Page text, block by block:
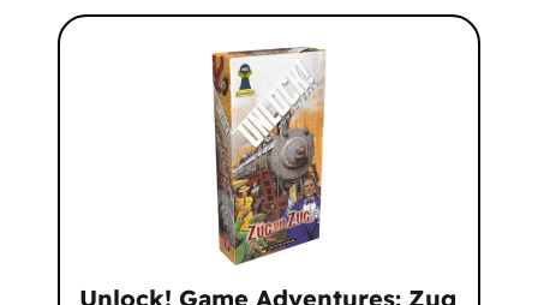
Unlock! Game Adventures: Zug